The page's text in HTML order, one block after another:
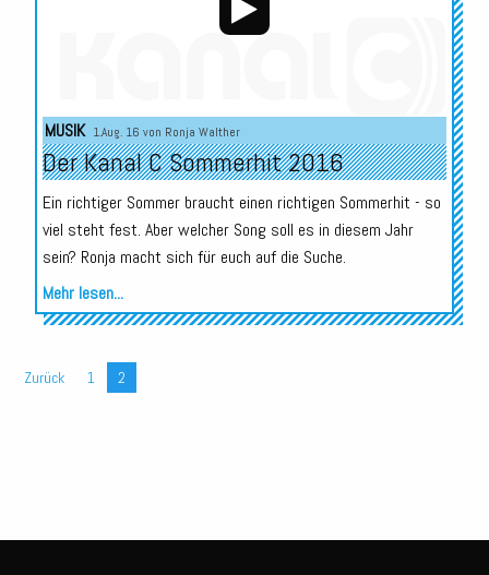
Player
MUSIK 1.Aug. 16 von Ronja Walther
Der Kanal C Sommerhit 2016
Ein richtiger Sommer braucht einen richtigen Sommerhit - so
viel steht fest. Aber welcher Song soll es in diesem Jahr
sein? Ronja macht sich für euch auf die Suche.
Mehr lesen...
Zurück 1 2